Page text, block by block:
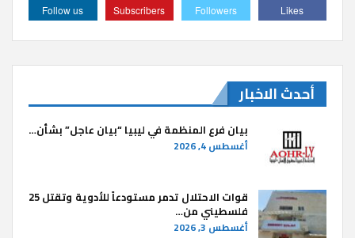
Likes
Followers
Subscribers
Follow us
أحدث الاخبار
بيان فرع المنظمة في ليبيا “بيان عاجل” بشأن…
أغسطس 4, 2026
قوات الاحتلال تدمر مستودعاً للأدوية وتقتل 25
فلسطيني من…
أغسطس 3, 2026